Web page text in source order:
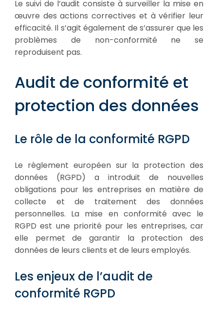
Le suivi de l’audit consiste à surveiller la mise en
œuvre des actions correctives et à vérifier leur
efficacité. Il s’agit également de s’assurer que les
problèmes de non-conformité ne se
reproduisent pas.
Audit de conformité et
protection des données
Le rôle de la conformité RGPD
Le règlement européen sur la protection des
données (RGPD) a introduit de nouvelles
obligations pour les entreprises en matière de
collecte et de traitement des données
personnelles. La mise en conformité avec le
RGPD est une priorité pour les entreprises, car
elle permet de garantir la protection des
données de leurs clients et de leurs employés.
Les enjeux de l’audit de
conformité RGPD